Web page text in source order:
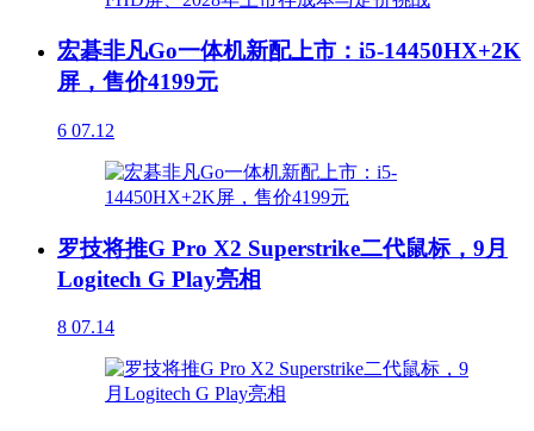
宏碁非凡Go一体机新配上市：i5-14450HX+2K
屏，售价4199元
6 07.12
罗技将推G Pro X2 Superstrike二代鼠标，9月
Logitech G Play亮相
8 07.14